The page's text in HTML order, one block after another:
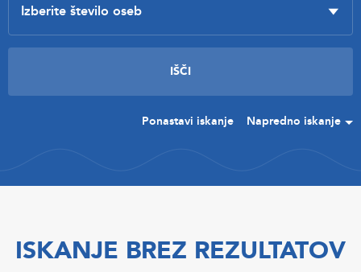
Ponastavi iskanje Napredno iskanje
ISKANJE BREZ REZULTATOV